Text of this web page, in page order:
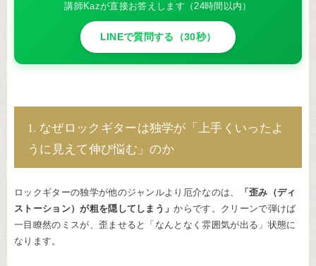
講師Kazが直接お答えします（24時間以内）
LINEで質問する（30秒）
1. なぜロックギターは独学が「上手くいったよ
うに見えて伸び悩む」のか
ロックギターの独学が他のジャンルより厄介なのは、
「歪み（ディ
ストーション）が粗を隠してしまう」からです。クリーンで弾けば
一目瞭然のミスが、歪ませると「なんとなく雰囲気が出る」状態に
なります。